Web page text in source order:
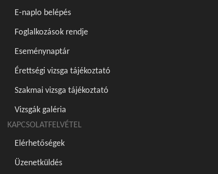
E-naplo belépés
Foglalkozások rendje
Eseménynaptár
Érettségi vizsga tájékoztató
Szakmai vizsga tájékoztató
Vizsgák galéria
KAPCSOLATFELVÉTEL
Elérhetőségek
Üzenetküldés